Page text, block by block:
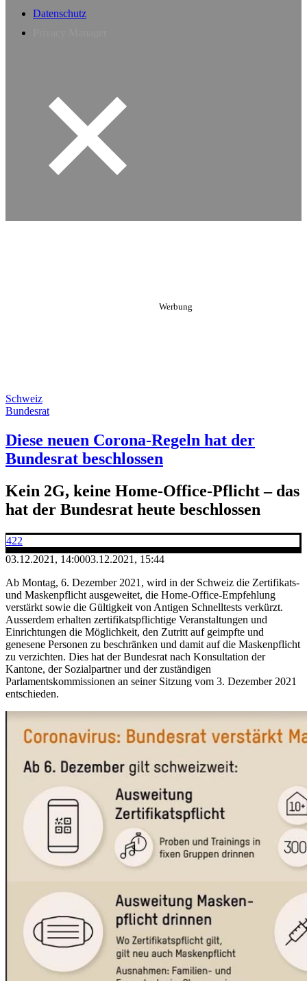
Datenschutz
Schweiz
Bundesrat
Diese neuen Corona-Regeln hat der
Bundesrat beschlossen
Kein 2G, keine Home-Office-Pflicht – das
hat der Bundesrat heute beschlossen
422
03.12.2021, 14:0003.12.2021, 15:44
Ab Montag, 6. Dezember 2021, wird in der Schweiz die Zertifikats-
und Maskenpflicht ausgeweitet, die Home-Office-Empfehlung
verstärkt sowie die Gültigkeit von Antigen Schnelltests verkürzt.
Ausserdem erhalten zertifikatspflichtige Veranstaltungen und
Einrichtungen die Möglichkeit, den Zutritt auf geimpfte und
genesene Personen zu beschränken und damit auf die Maskenpflicht
zu verzichten. Dies hat der Bundesrat nach Konsultation der
Kantone, der Sozialpartner und der zuständigen
Parlamentskommissionen an seiner Sitzung vom 3. Dezember 2021
entschieden.